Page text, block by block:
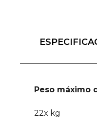
Peso máximo
22x kg